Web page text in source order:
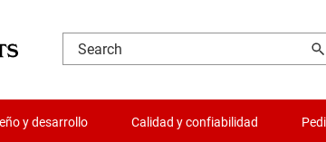
y desarrollo Calidad y confiabilidad